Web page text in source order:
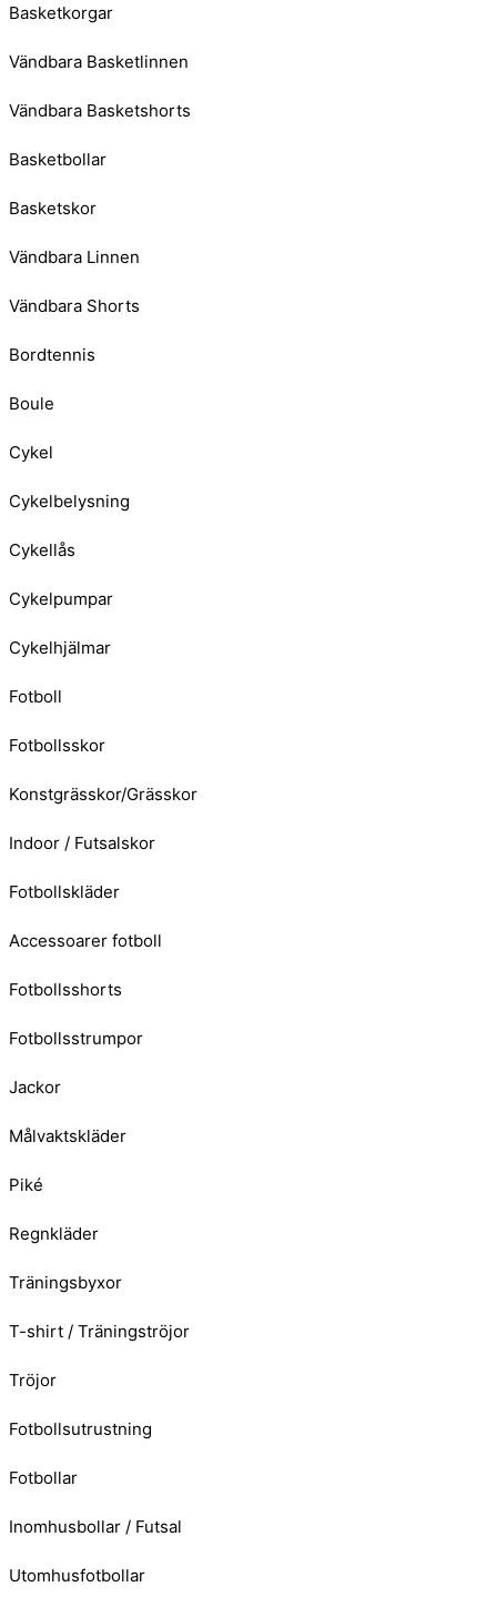
Basketkorgar
Vändbara Basketlinnen
Vändbara Basketshorts
Basketbollar
Basketskor
Vändbara Linnen
Vändbara Shorts
Bordtennis
Boule
Cykel
Cykelbelysning
Cykellås
Cykelpumpar
Cykelhjälmar
Fotboll
Fotbollsskor
Konstgrässkor/Grässkor
Indoor / Futsalskor
Fotbollskläder
Accessoarer fotboll
Fotbollsshorts
Fotbollsstrumpor
Jackor
Målvaktskläder
Piké
Regnkläder
Träningsbyxor
T-shirt / Träningströjor
Tröjor
Fotbollsutrustning
Fotbollar
Inomhusbollar / Futsal
Utomhusfotbollar